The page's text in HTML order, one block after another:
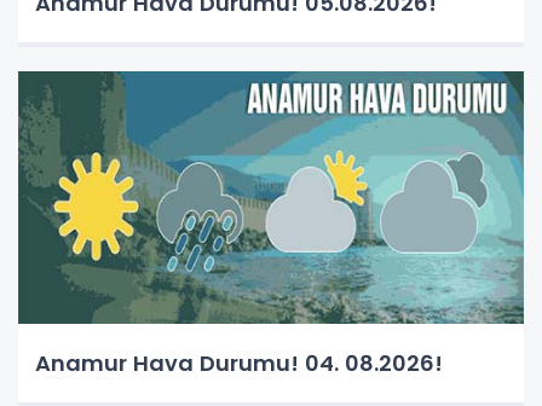
Anamur Hava Durumu! 04. 08.2026!